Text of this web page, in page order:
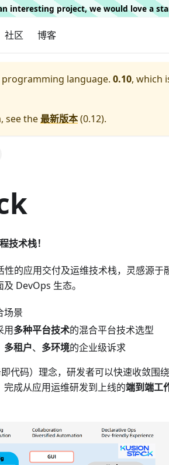
interesting project, we would love a
社区 博客
programming language. 0.10, which
see the最新版本(0.12).
技术栈！
的应用交付及运维技术栈，灵感源于
DevOps 生态。
场景
用多种平台技术的混合平台技术选型
多租户、 多环境的企业级诉求
代码）理念，研发者可以快速收敛围绕
完成从应用运维研发到上线的端到端工